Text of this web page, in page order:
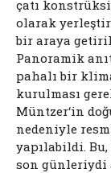
çatı
olarak
bir araya
Panoramik
pahalı bir
kurulması
Müntzer‘in
nedeniyle
yapılabildi.
son günleriydi